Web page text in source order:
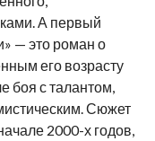
А первый
— это роман о
его возрасту
боя с талантом,
Сюжет
2000-х годов,